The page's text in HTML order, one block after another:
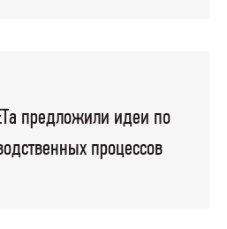
предложили идеи по
процессов